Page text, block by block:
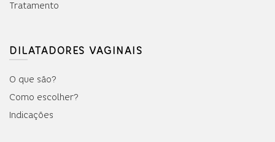
Tratamento
DILATADORES VAGINAIS
O que são?
Como escolher?
Indicações